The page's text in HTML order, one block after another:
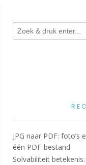
JPG naar PDF:
één PDF-bestand
Solvabiliteit